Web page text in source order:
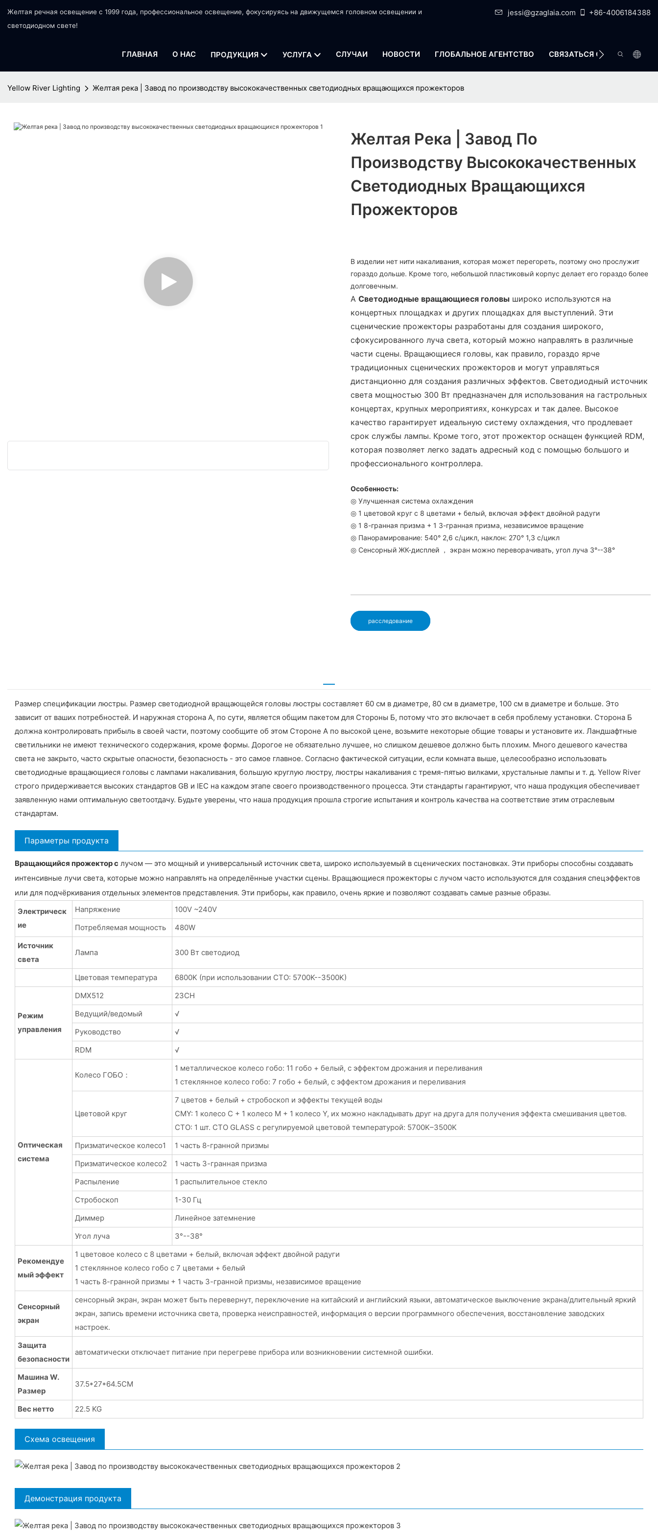
Желтая речная освещение с 1999 года, профессиональное освещение, фокусируясь на движущемся головном освещении и
светодиодном свете!
jessi@gzaglaia.com +86-4006184388
ГЛАВНАЯ О НАС ПРОДУКЦИЯ УСЛУГА СЛУЧАИ НОВОСТИ ГЛОБАЛЬНОЕ АГЕНТСТВО СВЯЗАТЬСЯ С НАМИ
Yellow River Lighting Желтая река | Завод по производству высококачественных светодиодных вращающихся прожекторов
Желтая Река | Завод По
Производству Высококачественных
Светодиодных Вращающихся
Прожекторов
В изделии нет нити накаливания, которая может перегореть, поэтому оно прослужит
гораздо дольше. Кроме того, небольшой пластиковый корпус делает его гораздо более
долговечным.
AСветодиодные вращающиеся головы широко используются на
концертных площадках и других площадках для выступлений. Эти
сценические прожекторы разработаны для создания широкого,
сфокусированного луча света, который можно направлять в различные
части сцены. Вращающиеся головы, как правило, гораздо ярче
традиционных сценических прожекторов и могут управляться
дистанционно для создания различных эффектов. Светодиодный источник
света мощностью 300 Вт предназначен для использования на гастрольных
концертах, крупных мероприятиях, конкурсах и так далее. Высокое
качество гарантирует идеальную систему охлаждения, что продлевает
срок службы лампы. Кроме того, этот прожектор оснащен функцией RDM,
которая позволяет легко задать адресный код с помощью большого и
профессионального контроллера.
Особенность:
◎ Улучшенная система охлаждения
◎ 1 цветовой круг с 8 цветами + белый, включая эффект двойной радуги
◎ 1 8-гранная призма + 1 3-гранная призма, независимое вращение
◎ Панорамирование: 540° 2,6 с/цикл, наклон: 270° 1,3 с/цикл
◎ Сенсорный ЖК-дисплей ， экран можно переворачивать, угол луча 3°--38°
расследование
Размер спецификации люстры. Размер светодиодной вращающейся головы люстры составляет 60 см в диаметре, 80 см в диаметре, 100 см в диаметре и больше. Это
зависит от ваших потребностей. И наружная сторона А, по сути, является общим пакетом для Стороны Б, потому что это включает в себя проблему установки. Сторона Б
должна контролировать прибыль в своей части, поэтому сообщите об этом Стороне А по высокой цене, возьмите некоторые общие товары и установите их. Ландшафтные
светильники не имеют технического содержания, кроме формы. Дорогое не обязательно лучшее, но слишком дешевое должно быть плохим. Много дешевого качества
света не закрыто, часто скрытые опасности, безопасность - это самое главное. Согласно фактической ситуации, если комната выше, целесообразно использовать
светодиодные вращающиеся головы с лампами накаливания, большую круглую люстру, люстры накаливания с тремя-пятью вилками, хрустальные лампы и т. д. Yellow River
строго придерживается высоких стандартов GB и IEC на каждом этапе своего производственного процесса. Эти стандарты гарантируют, что наша продукция обеспечивает
заявленную нами оптимальную светоотдачу. Будьте уверены, что наша продукция прошла строгие испытания и контроль качества на соответствие этим отраслевым
стандартам.
Параметры продукта
Вращающийся прожектор с лучом — это мощный и универсальный источник света, широко используемый в сценических постановках. Эти приборы способны создавать
интенсивные лучи света, которые можно направлять на определённые участки сцены. Вращающиеся прожекторы с лучом часто используются для создания спецэффектов
или для подчёркивания отдельных элементов представления. Эти приборы, как правило, очень яркие и позволяют создавать самые разные образы.
Электрическ
ие
Напряжение
100V ~240V
Потребляемая мощность
480W
Источник
света
Лампа 300 Вт светодиод
Цветовая температура 6800K (при использовании CTO: 5700K--3500K)
Режим
управления
DMX512
23CH
Ведущий/ведомый
√
Руководство
√
RDM
√
Оптическая
система
Колесо ГОБО：
1 металлическое колесо гобо: 11 гобо + белый, с эффектом дрожания и переливания
1 стеклянное колесо гобо: 7 гобо + белый, с эффектом дрожания и переливания
Цветовой круг
7 цветов + белый + стробоскоп и эффекты текущей воды
CMY: 1 колесо C + 1 колесо M + 1 колесо Y, их можно накладывать друг на друга для получения эффекта смешивания цветов.
CTO: 1 шт. CTO GLASS с регулируемой цветовой температурой: 5700K–3500K
Призматическое колесо1
1 часть 8-гранной призмы
Призматическое колесо2
1 часть 3-гранная призма
Распыление
1 распылительное стекло
Стробоскоп
1-30 Гц
Диммер
Линейное затемнение
Угол луча
3°--38°
Рекомендуе
мый эффект
1 цветовое колесо с 8 цветами + белый, включая эффект двойной радуги
1 стеклянное колесо гобо с 7 цветами + белый
1 часть 8-гранной призмы + 1 часть 3-гранной призмы, независимое вращение
Сенсорный
экран
сенсорный экран, экран может быть перевернут, переключение на китайский и английский языки, автоматическое выключение экрана/длительный яркий
экран, запись времени источника света, проверка неисправностей, информация о версии программного обеспечения, восстановление заводских
настроек.
Защита
безопасности
автоматически отключает питание при перегреве прибора или возникновении системной ошибки.
Машина W.
Размер
37.5*27*64.5CM
Вес нетто 22.5 KG
Схема освещения
Демонстрация продукта